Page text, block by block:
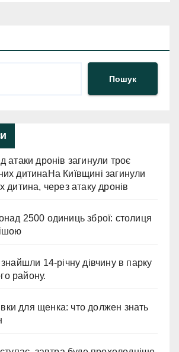
Пошук
атаки дронів загинули троє
дитинаНа Київщині загинули
дитина, через атаку дронів
2500 одиниць зброї: столиця
знайшли 14-річну дівчину в парку
району.
для щенка: что должен знать